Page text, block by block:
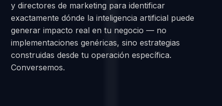
y directores de marketing para identificar
exactamente dónde la inteligencia artificial puede
generar impacto real en tu negocio — no
implementaciones genéricas, sino estrategias
construidas desde tu operación específica.
Conversemos.